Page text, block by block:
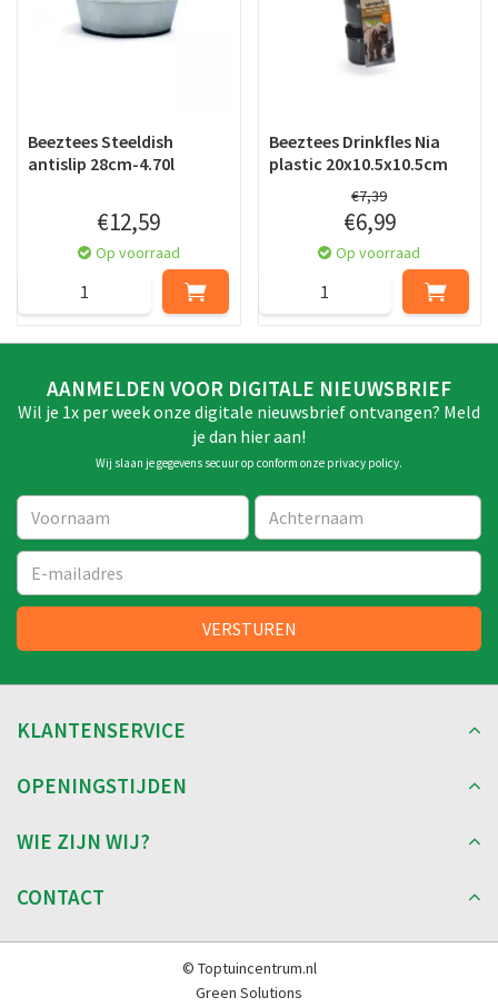
Beeztees Steeldish
antislip 28cm-4.70l
€12,59
Op voorraad
Beeztees Drinkfles Nia
plastic 20x10.5x10.5cm
€7,39
€6,99
Op voorraad
AANMELDEN VOOR DIGITALE NIEUWSBRIEF
Wil je 1x per week onze digitale nieuwsbrief ontvangen? Meld
je dan hier aan!
Wij slaan je gegevens secuur op conform onze privacy policy.
KLANTENSERVICE
OPENINGSTIJDEN
WIE ZIJN WIJ?
CONTACT
© Toptuincentrum.nl
Green Solutions